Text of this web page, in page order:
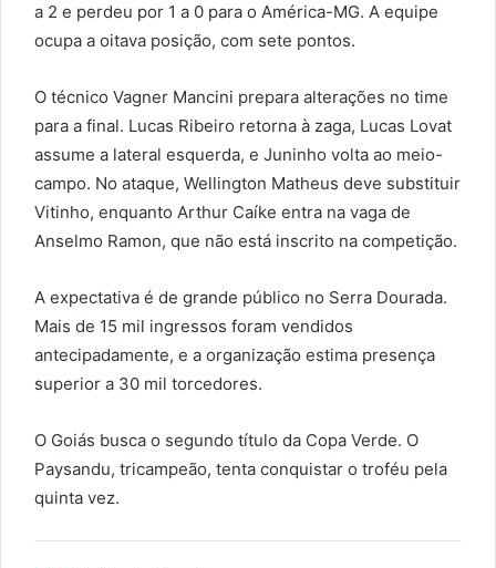
a 2 e perdeu por 1 a 0 para o América-MG. A equipe
ocupa a oitava posição, com sete pontos.
O técnico Vagner Mancini prepara alterações no time
para a final. Lucas Ribeiro retorna à zaga, Lucas Lovat
assume a lateral esquerda, e Juninho volta ao meio-
campo. No ataque, Wellington Matheus deve substituir
Vitinho, enquanto Arthur Caíke entra na vaga de
Anselmo Ramon, que não está inscrito na competição.
A expectativa é de grande público no Serra Dourada.
Mais de 15 mil ingressos foram vendidos
antecipadamente, e a organização estima presença
superior a 30 mil torcedores.
O Goiás busca o segundo título da Copa Verde. O
Paysandu, tricampeão, tenta conquistar o troféu pela
quinta vez.